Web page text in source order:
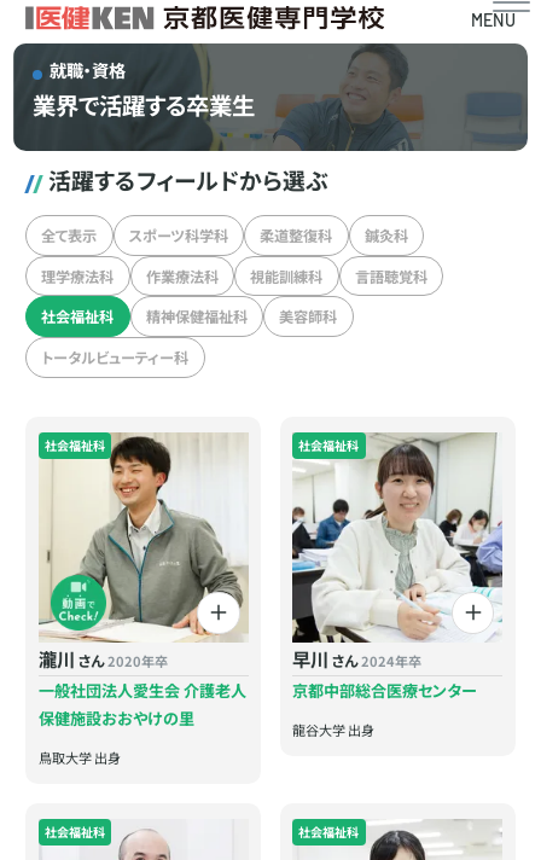
MENU
就職・資格
業界で活躍する卒業生
活躍するフィールドから選ぶ
全て表示 スポーツ科学科 柔道整復科
鍼灸科
理学療法科
作業療法科 視能訓練科
言語聴覚科
社会福祉科
精神保健福祉科
美容師科
トータルビューティー科
社会福祉科
瀧川 さん 2020年卒
一般社団法人愛生会 介護老人
保健施設おおやけの里
鳥取大学 出身
社会福祉科
早川さん2024年卒
京都中部総合医療センター
龍谷大学 出身
社会福祉科 社会福祉科